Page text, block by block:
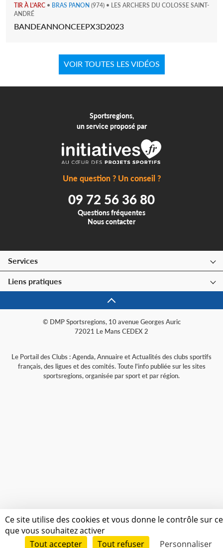
Ce site utilise des cookies et vous donne le contrôle sur
que vous souhaitez activer
Tout accepter
Tout refuser Personnaliser
TIR À L'ARC • BRAS PANON (974) • LES ARCHERS DU COLOSSE SAINT-
ANDRÉ
BANDEANNONCEEPX3D2023
VOIR TOUTES LES VIDÉOS
Sportsregions,
un service proposé par
Une question ? Un conseil ?
09 72 56 36 80
Questions fréquentes
Nous contacter
Services
Liens pratiques
© DMP Sportsregions, 10 avenue Georges Auric
72021 Le Mans CEDEX 2
Le Portail des Clubs : Agenda, Annuaire et Actualités des clubs sportifs
français, des ligues et des comités. Toute l'info publiée sur les sites
sportsregions, organisée par sport et par région.